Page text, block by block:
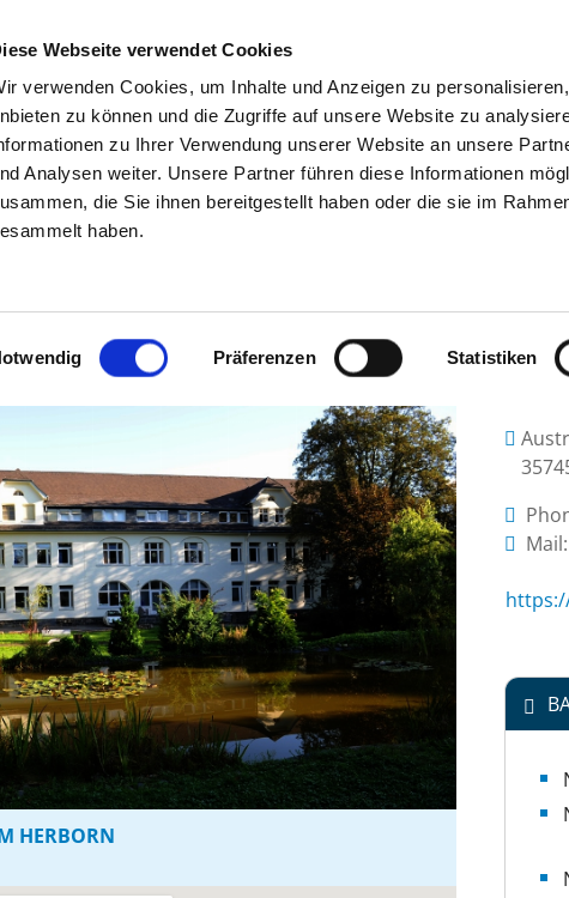
Webseite verwendet Cookies
verwenden Cookies, um Inhalte und Anzeigen zu
zu können und die Zugriffe auf unsere Website zu
zu Ihrer Verwendung unserer Website an unsere
Analysen weiter. Unsere Partner führen diese Informationen
die Sie ihnen bereitgestellt haben oder die sie im
haben.
Präferenzen Statistiken
SEARCH TIPS &
results
VITOS KLINIKUM
HERBORN
Mail: